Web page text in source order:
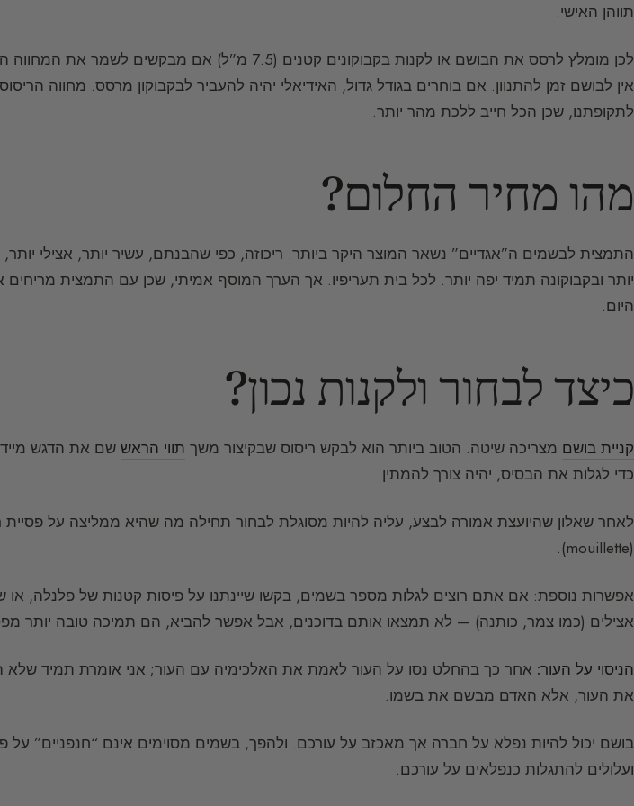
תווהן האישי.
לכן מומלץ לרסס את הבושם או לקנות בקבוקונים קטנים (7.5 מ”ל) אם מבקשים
אין לבושם זמן להתנוון. אם בוחרים בגודל גדול, האידיאלי יהיה להעביר לבקבוקון מרסס. מחווה
לתקופתנו, שכן הכל חייב ללכת מהר יותר.
מהו מחיר החלום?
התמצית לבשמים ה”אגדיים” נשאר המוצר היקר ביותר. ריכוזה, כפי שהבנתם, עשיר יותר, אצילי
יותר ובקבוקונה תמיד יפה יותר. לכל בית תעריפיו. אך הערך המוסף אמיתי, שכן עם התמצית מריחים
היום.
כיצד לבחור ולקנות נכון?
קניית בושם מצריכה שיטה. הטוב ביותר הוא לבקש ריסוס שבקיצור משך תווי הראש שם את הדגש
כדי לגלות את הבסיס, יהיה צורך להמתין.
לאחר שאלון שהיועצת אמורה לבצע, עליה להיות מסוגלת לבחור תחילה מה שהיא ממליצה על פסיית
(mouillette).
אפשרות נוספת: אם אתם רוצים לגלות מספר בשמים, בקשו שיינתנו על פיסות קטנות של פלנלה, או
אצילים (כמו צמר, כותנה) — לא תמצאו אותם בדוכנים, אבל אפשר להביא, הם תמיכה טובה יותר
הניסוי על העור: אחר כך בהחלט נסו על העור לאמת את האלכימיה עם העור; אני אומרת תמיד
את העור, אלא האדם מבשם את בשמו.
בושם יכול להיות נפלא על חברה אך מאכזב על עורכם. ולהפך, בשמים מסוימים אינם “חנפניים” על
ועלולים להתגלות כנפלאים על עורכם.